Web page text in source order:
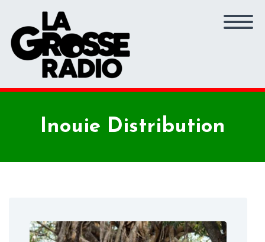
Inouie Distribution